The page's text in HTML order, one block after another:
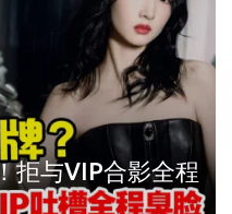
拒与VIP合影全程